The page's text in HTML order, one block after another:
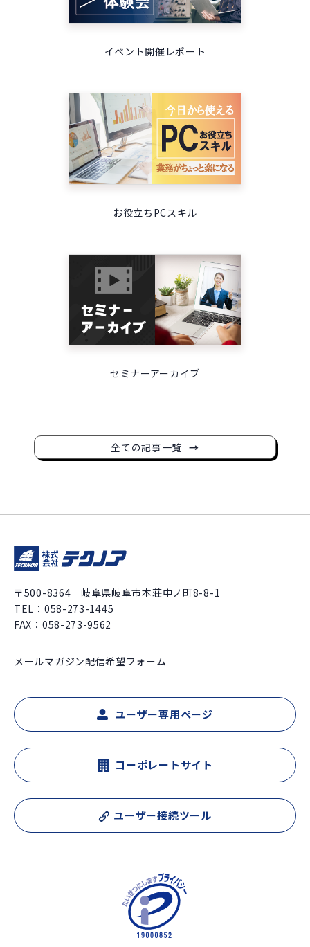
イベント開催レポート
お役立ちPCスキル
セミナーアーカイブ
全ての記事一覧
〒500-8364 岐阜県岐阜市本荘中ノ町8-8-1
TEL： 058-273-1445
FAX：058-273-9562
メールマガジン配信希望フォーム
ユーザー専用ページ
コーポレートサイト
ユーザー接続ツール